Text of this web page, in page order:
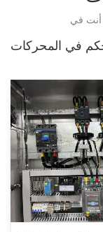
في المحركات